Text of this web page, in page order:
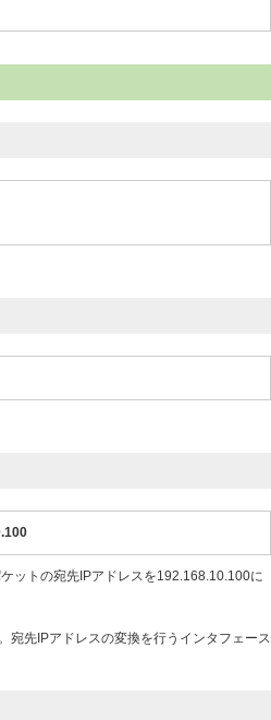
ットの宛先IPアドレスを192.168.10.100に
宛先IPアドレスの変換を行うインタフェース